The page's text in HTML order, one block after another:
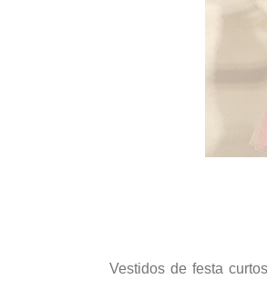
Vestidos de festa